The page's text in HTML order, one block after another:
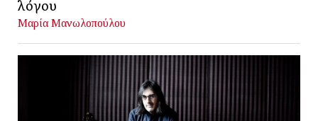
λόγου
Μαρία Μανωλοπούλου